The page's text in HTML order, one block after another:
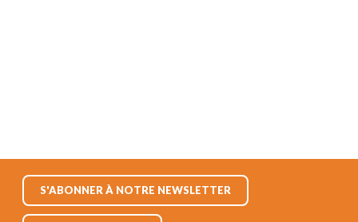
S'ABONNER À NOTRE NEWSLETTER